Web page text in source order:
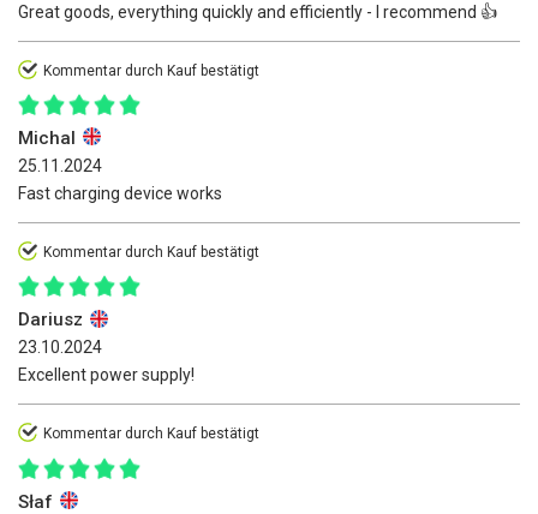
Great goods, everything quickly and efficiently - I recommend 👍️
Kommentar durch Kauf bestätigt
Michal
25.11.2024
Fast charging device works
Kommentar durch Kauf bestätigt
Dariusz
23.10.2024
Excellent power supply!
Kommentar durch Kauf bestätigt
Słaf